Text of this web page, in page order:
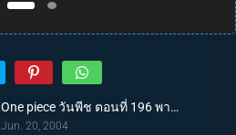
One piece วันพีช ตอนที่ 196 พากย์ไทย คำสั่งภาวะฉุกเฉิน! เรือโจรสลัดชั่วร้ายบุก!
Jun. 20, 2004